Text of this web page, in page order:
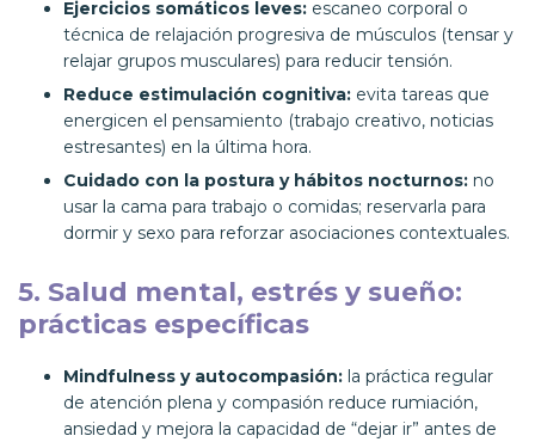
Ejercicios somáticos leves: escaneo corporal o
técnica de relajación progresiva de músculos (tensar y
relajar grupos musculares) para reducir tensión.
Reduce estimulación cognitiva: evita tareas que
energicen el pensamiento (trabajo creativo, noticias
estresantes) en la última hora.
Cuidado con la postura y hábitos nocturnos: no
usar la cama para trabajo o comidas; reservarla para
dormir y sexo para reforzar asociaciones contextuales.
5. Salud mental, estrés y sueño:
prácticas específicas
Mindfulness y autocompasión: la práctica regular
de atención plena y compasión reduce rumiación,
ansiedad y mejora la capacidad de “dejar ir” antes de